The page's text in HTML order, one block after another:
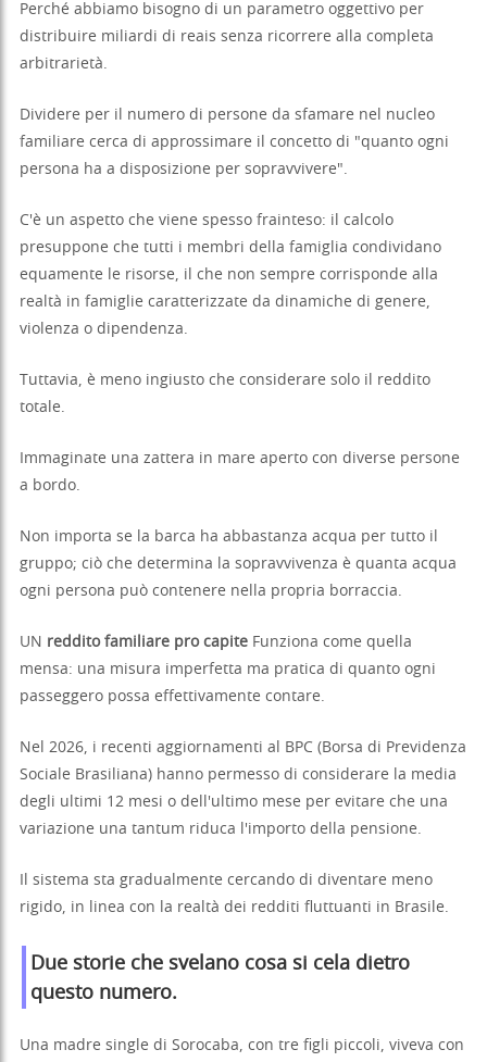
Perché abbiamo bisogno di un parametro oggettivo per
distribuire miliardi di reais senza ricorrere alla completa
arbitrarietà.
Dividere per il numero di persone da sfamare nel nucleo
familiare cerca di approssimare il concetto di "quanto ogni
persona ha a disposizione per sopravvivere".
C'è un aspetto che viene spesso frainteso: il calcolo
presuppone che tutti i membri della famiglia condividano
equamente le risorse, il che non sempre corrisponde alla
realtà in famiglie caratterizzate da dinamiche di genere,
violenza o dipendenza.
Tuttavia, è meno ingiusto che considerare solo il reddito
totale.
Immaginate una zattera in mare aperto con diverse persone
a bordo.
Non importa se la barca ha abbastanza acqua per tutto il
gruppo; ciò che determina la sopravvivenza è quanta acqua
ogni persona può contenere nella propria borraccia.
UN reddito familiare pro capite Funziona come quella
mensa: una misura imperfetta ma pratica di quanto ogni
passeggero possa effettivamente contare.
Nel 2026, i recenti aggiornamenti al BPC (Borsa di Previdenza
Sociale Brasiliana) hanno permesso di considerare la media
degli ultimi 12 mesi o dell'ultimo mese per evitare che una
variazione una tantum riduca l'importo della pensione.
Il sistema sta gradualmente cercando di diventare meno
rigido, in linea con la realtà dei redditi fluttuanti in Brasile.
Due storie che svelano cosa si cela dietro
questo numero.
Una madre single di Sorocaba, con tre figli piccoli, viveva con